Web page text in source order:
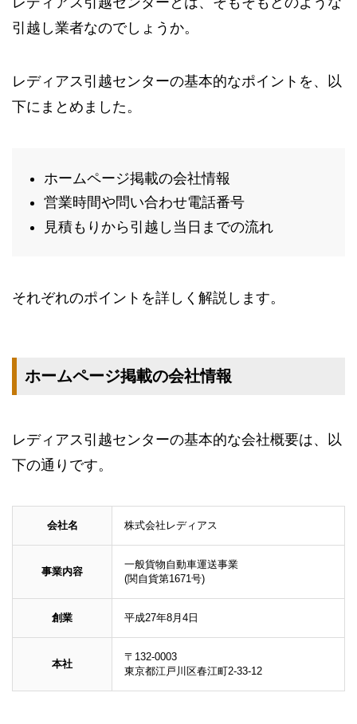
引越し業者なのでしょうか。
レディアス引越センターの基本的なポイントを、以
下にまとめました。
ホームページ掲載の会社情報
営業時間や問い合わせ電話番号
見積もりから引越し当日までの流れ
それぞれのポイントを詳しく解説します。
ホームページ掲載の会社情報
レディアス引越センターの基本的な会社概要は、以
下の通りです。
会社名 株式会社レディアス
事業内容
一般貨物自動車運送事業
(関自貨第1671号)
創業 平成27年8月4日
本社
〒132-0003
東京都江戸川区春江町2-33-12